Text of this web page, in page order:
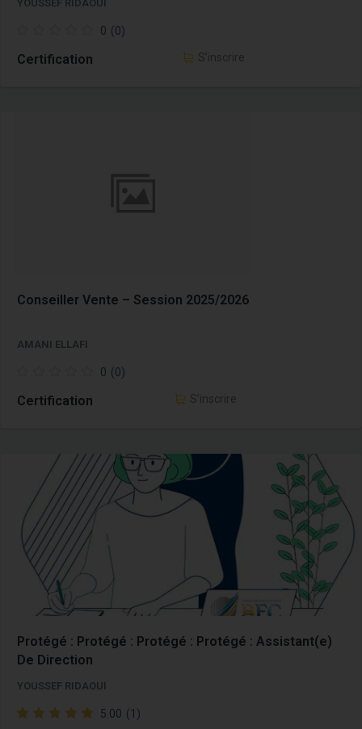
YOUSSEF RIDAOUI
0 (0)
Certification S’inscrire
Conseiller Vente – Session 2025/2026
AMANI ELLAFI
0 (0)
Certification S’inscrire
Protégé : Protégé : Protégé : Protégé : Assistant(e)
De Direction
YOUSSEF RIDAOUI
5.00 (1)